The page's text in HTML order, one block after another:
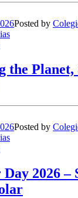
Posted by
the
Posted by
2026 –